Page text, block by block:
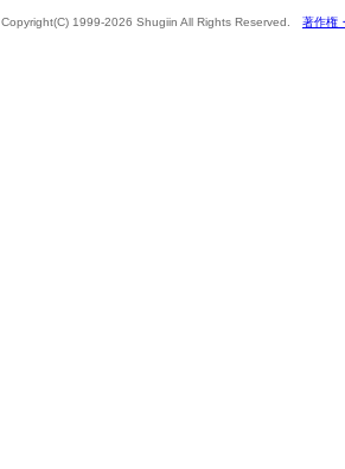
Copyright(C) 1999-2026 Shugiin All Rights Reserved. 著作権